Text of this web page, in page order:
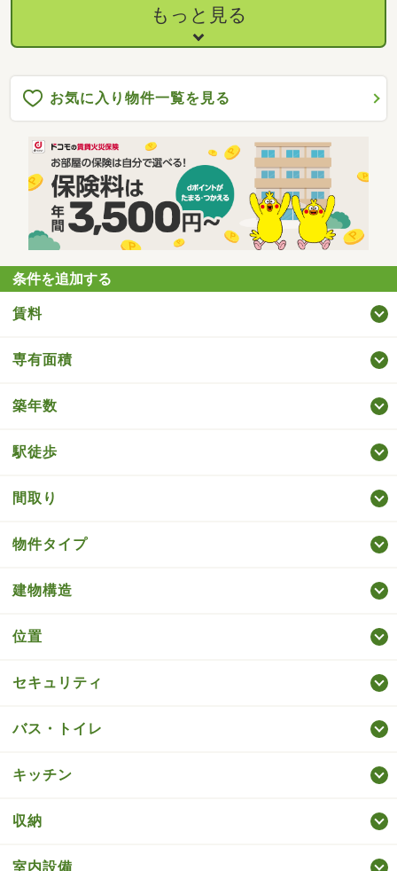
もっと見る
お気に入り物件一覧を見る
条件を追加する
賃料
専有面積
築年数
駅徒歩
間取り
物件タイプ
建物構造
位置
セキュリティ
バス・トイレ
キッチン
収納
室内設備